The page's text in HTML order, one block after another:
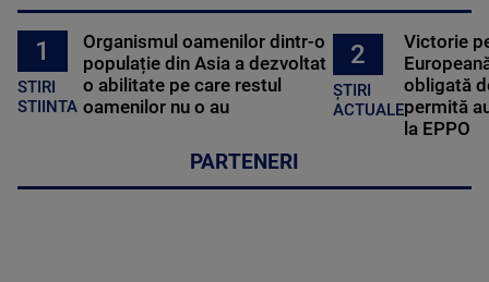
1
STIRI
STIINTA
Organismul oamenilor dintr-o
populație din Asia a dezvoltat
o abilitate pe care restul
oamenilor nu o au
2
ȘTIRI
ACTUALE
Victorie
obligată
permită
la EPPO
PARTENERI